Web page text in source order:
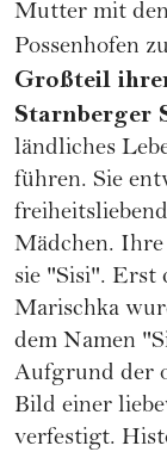
Mutter mit
Possenhofen
Großteil
Starnberger
ländliches
führen. Sie
Mädchen.
sie "Sisi". Erst
Marischka
dem Namen
Aufgrund der
Bild einer
verfestigt.